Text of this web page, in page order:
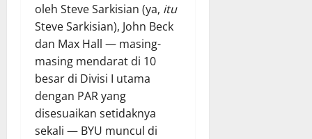
oleh Steve Sarkisian (ya, itu
Steve Sarkisian), John Beck
dan Max Hall — masing-
masing mendarat di 10
besar di Divisi I utama
dengan PAR yang
disesuaikan setidaknya
sekali — BYU muncul di